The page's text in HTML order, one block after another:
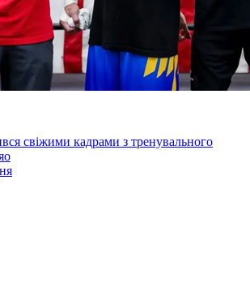
свіжими кадрами з тренувального